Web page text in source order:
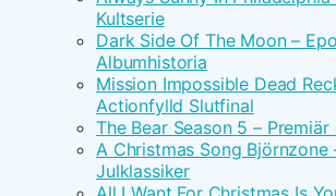
Kultserie
Dark Side Of The Moon –
Albumhistoria
Mission Impossible Dead
Actionfylld Slutfinal
The Bear Season 5 –
A Christmas Song Björnzone
Julklassiker